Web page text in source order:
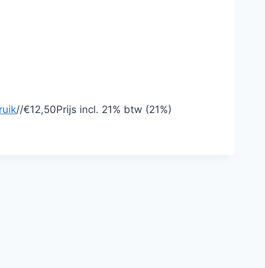
//€12,50Prijs incl. 21% btw (21%)